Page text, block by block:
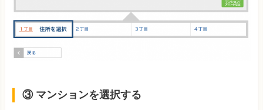
③ マンションを選択する